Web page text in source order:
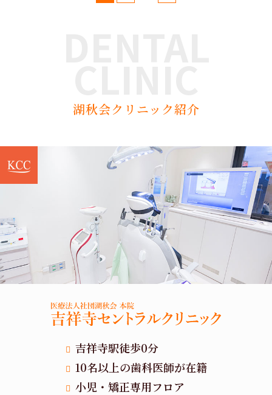
湖秋会クリニック紹介
吉祥寺駅徒歩0分
10名以上の歯科医師が在籍
小児・矯正専用フロア